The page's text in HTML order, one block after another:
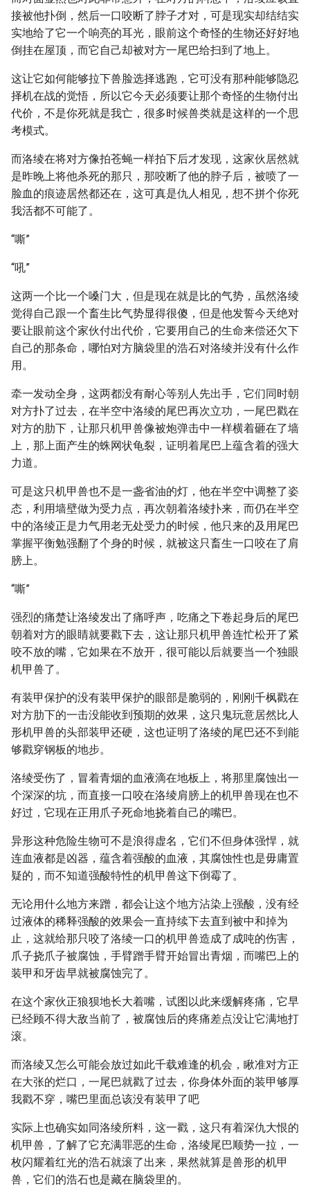
接被他扑倒，然后一口咬断了脖子才对，可是现实却结结实
实地给了它一个响亮的耳光，眼前这个奇怪的生物还好好地
倒挂在屋顶，而它自己却被对方一尾巴给扫到了地上。
这让它如何能够拉下兽脸选择逃跑，它可没有那种能够隐忍
择机在战的觉悟，所以它今天必须要让那个奇怪的生物付出
代价，不是你死就是我亡，很多时候兽类就是这样的一个思
考模式。
而洛绫在将对方像拍苍蝇一样拍下后才发现，这家伙居然就
是昨晚上将他杀死的那只，那咬断了他的脖子后，被喷了一
脸血的痕迹居然都还在，这可真是仇人相见，想不拼个你死
我活都不可能了。
“嘶”
“吼”
这两一个比一个嗓门大，但是现在就是比的气势，虽然洛绫
觉得自己跟一个畜生比气势显得很傻，但是他发誓今天绝对
要让眼前这个家伙付出代价，它要用自己的生命来偿还欠下
自己的那条命，哪怕对方脑袋里的浩石对洛绫并没有什么作
用。
牵一发动全身，这两都没有耐心等别人先出手，它们同时朝
对方扑了过去，在半空中洛绫的尾巴再次立功，一尾巴戳在
对方的肋下，让那只机甲兽像被炮弹击中一样横着砸在了墙
上，那上面产生的蛛网状龟裂，证明着尾巴上蕴含着的强大
力道。
可是这只机甲兽也不是一盏省油的灯，他在半空中调整了姿
态，利用墙壁做为受力点，再次朝着洛绫扑来，而仍在半空
中的洛绫正是力气用老无处受力的时候，他只来的及用尾巴
掌握平衡勉强翻了个身的时候，就被这只畜生一口咬在了肩
膀上。
“嘶”
强烈的痛楚让洛绫发出了痛呼声，吃痛之下卷起身后的尾巴
朝着对方的眼睛就要戳下去，这让那只机甲兽连忙松开了紧
咬不放的嘴，它如果在不放开，很可能以后就要当一个独眼
机甲兽了。
有装甲保护的没有装甲保护的眼部是脆弱的，刚刚千枫戳在
对方肋下的一击没能收到预期的效果，这只鬼玩意居然比人
形机甲兽的头部装甲还硬，这也证明了洛绫的尾巴还不到能
够戳穿钢板的地步。
洛绫受伤了，冒着青烟的血液滴在地板上，将那里腐蚀出一
个深深的坑，而直接一口咬在洛绫肩膀上的机甲兽现在也不
好过，它现在正用爪子死命地挠着自己的嘴巴。
异形这种危险生物可不是浪得虚名，它们不但身体强悍，就
连血液都是凶器，蕴含着强酸的血液，其腐蚀性也是毋庸置
疑的，而不知道强酸特性的机甲兽这下倒霉了。
无论用什么地方来蹭，都会让这个地方沾染上强酸，没有经
过液体的稀释强酸的效果会一直持续下去直到被中和掉为
止，这就给那只咬了洛绫一口的机甲兽造成了成吨的伤害，
爪子挠爪子被腐蚀，手臂蹭手臂开始冒出青烟，而嘴巴上的
装甲和牙齿早就被腐蚀完了。
在这个家伙正狼狈地长大着嘴，试图以此来缓解疼痛，它早
已经顾不得大敌当前了，被腐蚀后的疼痛差点没让它满地打
滚。
而洛绫又怎么可能会放过如此千载难逢的机会，瞅准对方正
在大张的烂口，一尾巴就戳了过去，你身体外面的装甲够厚
我戳不穿，嘴巴里面总该没有装甲了吧
实际上也确实如同洛绫所料，这一戳，这只有着深仇大恨的
机甲兽，了解了它充满罪恶的生命，洛绫尾巴顺势一拉，一
枚闪耀着红光的浩石就滚了出来，果然就算是兽形的机甲
兽，它们的浩石也是藏在脑袋里的。